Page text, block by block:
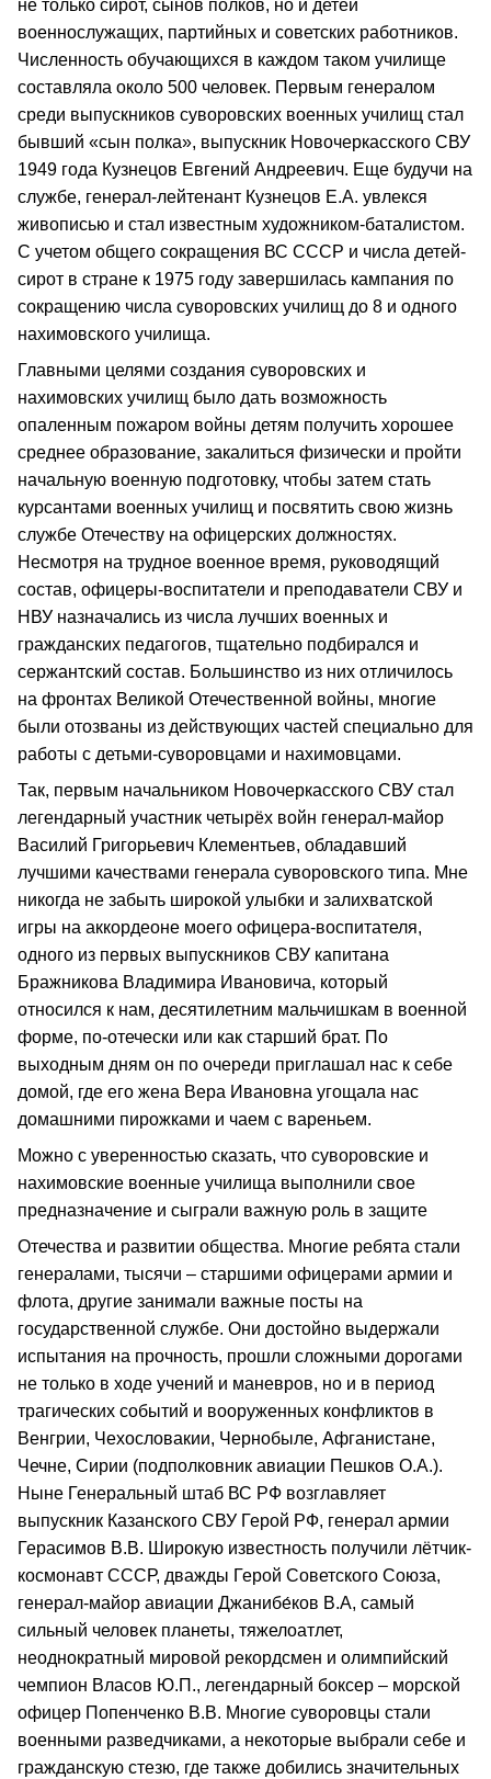
не только сирот, сынов полков, но и детей
военнослужащих, партийных и советских работников.
Численность обучающихся в каждом таком училище
составляла около 500 человек. Первым генералом
среди выпускников суворовских военных училищ стал
бывший «сын полка», выпускник Новочеркасского СВУ
1949 года Кузнецов Евгений Андреевич. Еще будучи на
службе, генерал-лейтенант Кузнецов Е.А. увлекся
живописью и стал известным художником-баталистом.
С учетом общего сокращения ВС СССР и числа детей-
сирот в стране к 1975 году завершилась кампания по
сокращению числа суворовских училищ до 8 и одного
нахимовского училища.
Главными целями создания суворовских и
нахимовских училищ было дать возможность
опаленным пожаром войны детям получить хорошее
среднее образование, закалиться физически и пройти
начальную военную подготовку, чтобы затем стать
курсантами военных училищ и посвятить свою жизнь
службе Отечеству на офицерских должностях.
Несмотря на трудное военное время, руководящий
состав, офицеры-воспитатели и преподаватели СВУ и
НВУ назначались из числа лучших военных и
гражданских педагогов, тщательно подбирался и
сержантский состав. Большинство из них отличилось
на фронтах Великой Отечественной войны, многие
были отозваны из действующих частей специально для
работы с детьми-суворовцами и нахимовцами.
Так, первым начальником Новочеркасского СВУ стал
легендарный участник четырёх войн генерал-майор
Василий Григорьевич Клементьев, обладавший
лучшими качествами генерала суворовского типа. Мне
никогда не забыть широкой улыбки и залихватской
игры на аккордеоне моего офицера-воспитателя,
одного из первых выпускников СВУ капитана
Бражникова Владимира Ивановича, который
относился к нам, десятилетним мальчишкам в военной
форме, по-отечески или как старший брат. По
выходным дням он по очереди приглашал нас к себе
домой, где его жена Вера Ивановна угощала нас
домашними пирожками и чаем с вареньем.
Можно с уверенностью сказать, что суворовские и
нахимовские военные училища выполнили свое
предназначение и сыграли важную роль в защите
Отечества и развитии общества. Многие ребята стали
генералами, тысячи – старшими офицерами армии и
флота, другие занимали важные посты на
государственной службе. Они достойно выдержали
испытания на прочность, прошли сложными дорогами
не только в ходе учений и маневров, но и в период
трагических событий и вооруженных конфликтов в
Венгрии, Чехословакии, Чернобыле, Афганистане,
Чечне, Сирии (подполковник авиации Пешков О.А.).
Ныне Генеральный штаб ВС РФ возглавляет
выпускник Казанского СВУ Герой РФ, генерал армии
Герасимов В.В. Широкую известность получили лётчик-
космонавт СССР, дважды Герой Советского Союза,
генерал-майор авиации Джанибе́ков В.А, самый
сильный человек планеты, тяжелоатлет,
неоднократный мировой рекордсмен и олимпийский
чемпион Власов Ю.П., легендарный боксер – морской
офицер Попенченко В.В. Многие суворовцы стали
военными разведчиками, а некоторые выбрали себе и
гражданскую стезю, где также добились значительных